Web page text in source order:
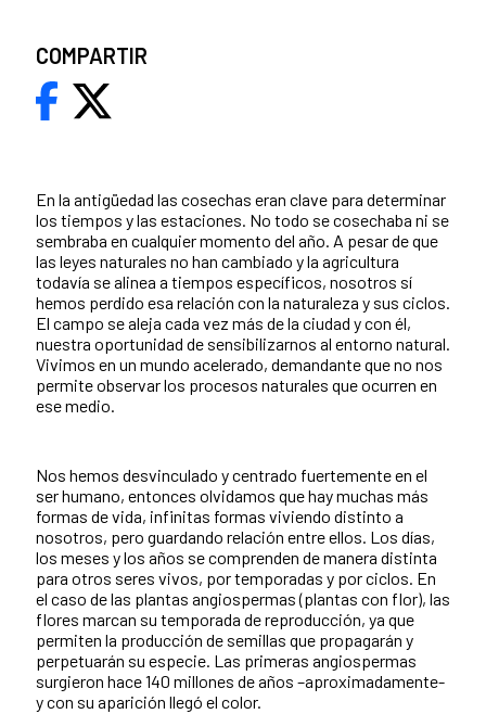
En la antigüedad las cosechas eran clave para determinar
los tiempos y las estaciones. No todo se cosechaba ni se
sembraba en cualquier momento del año. A pesar de que
las leyes naturales no han cambiado y la agricultura
todavía se alinea a tiempos específicos, nosotros sí
hemos perdido esa relación con la naturaleza y sus ciclos.
El campo se aleja cada vez más de la ciudad y con él,
nuestra oportunidad de sensibilizarnos al entorno natural.
Vivimos en un mundo acelerado, demandante que no nos
permite observar los procesos naturales que ocurren en
ese medio.
Nos hemos desvinculado y centrado fuertemente en el
ser humano, entonces olvidamos que hay muchas más
formas de vida, infinitas formas viviendo distinto a
nosotros, pero guardando relación entre ellos. Los días,
los meses y los años se comprenden de manera distinta
para otros seres vivos, por temporadas y por ciclos. En
el caso de las plantas angiospermas (plantas con flor), las
flores marcan su temporada de reproducción, ya que
permiten la producción de semillas que propagarán y
perpetuarán su especie. Las primeras angiospermas
surgieron hace 140 millones de años –aproximadamente-
y con su aparición llegó el color.
COMPARTIR